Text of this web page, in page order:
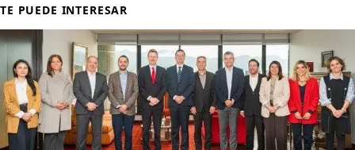
TE PUEDE INTERESAR